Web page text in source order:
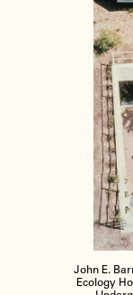
John E.
Ecology